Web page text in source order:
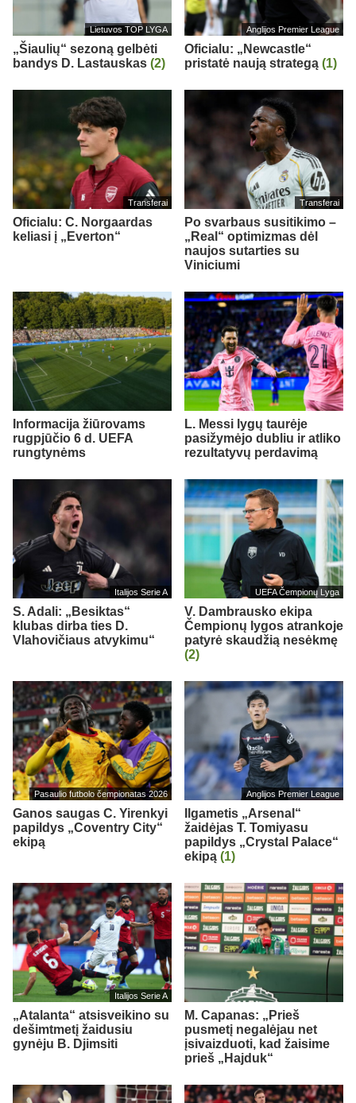
Lietuvos TOP LYGA
„Šiaulių“ sezoną gelbėti
bandys D. Lastauskas (2)
Anglijos Premier League
Oficialu: „Newcastle“
pristatė naują strategą (1)
Transferai
Oficialu: C. Norgaardas
keliasi į „Everton“
Transferai
Po svarbaus susitikimo –
„Real“ optimizmas dėl
naujos sutarties su
Viniciumi
Informacija žiūrovams
rugpjūčio 6 d. UEFA
rungtynėms
L. Messi lygų taurėje
pasižymėjo dubliu ir atliko
rezultatyvų perdavimą
Italijos Serie A
S. Adali: „Besiktas“
klubas dirba ties D.
Vlahovičiaus atvykimu“
UEFA Čempionų Lyga
V. Dambrausko ekipa
Čempionų lygos atrankoje
patyrė skaudžią nesėkmę
(2)
Pasaulio futbolo čempionatas 2026
Ganos saugas C. Yirenkyi
papildys „Coventry City“
ekipą
Anglijos Premier League
Ilgametis „Arsenal“
žaidėjas T. Tomiyasu
papildys „Crystal Palace“
ekipą (1)
Italijos Serie A
„Atalanta“ atsisveikino su
dešimtmetį žaidusiu
gynėju B. Djimsiti
M. Capanas: „Prieš
pusmetį negalėjau net
įsivaizduoti, kad žaisime
prieš „Hajduk“